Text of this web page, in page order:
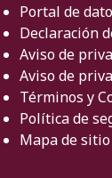
Portal de
Declaración
Aviso de
Aviso de
Términos y
Política de
Mapa de sitio